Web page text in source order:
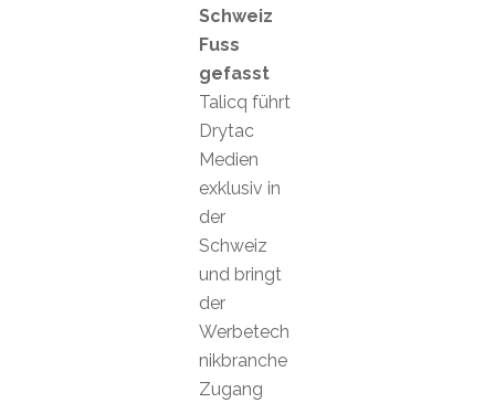
Schweiz
Fuss
gefasst
Talicq führt
Drytac
Medien
exklusiv in
der
Schweiz
und bringt
der
Werbetech
nikbranche
Zugang